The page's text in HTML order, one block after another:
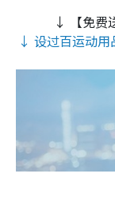
↓ 【免费
↓ 设过百运动用